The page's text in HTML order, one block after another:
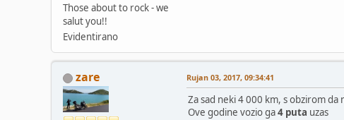
Those about to rock - we
salut you!!
Evidentirano
zare Rujan 03, 2017, 09:34:41
Za sad neki 4 000 km, s obzirom
Ove godine vozio ga4 puta uzas